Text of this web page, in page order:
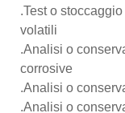
.Test o
volatili
.Analisi o
corrosive
.Analisi o
.Analisi o